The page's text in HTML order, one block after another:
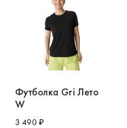
Футболка Gri Лето
W
3 490 ₽